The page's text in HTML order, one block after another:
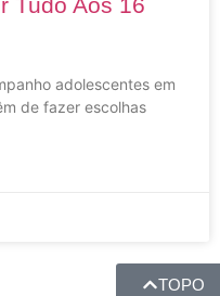
adolescentes em
de fazer escolhas
TOPO